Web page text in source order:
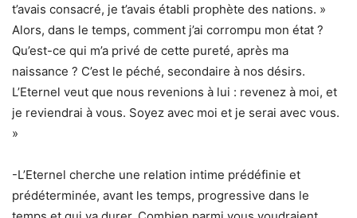
t’avais consacré, je t’avais établi prophète des nations. »
Alors, dans le temps, comment j’ai corrompu mon état ?
Qu’est-ce qui m’a privé de cette pureté, après ma
naissance ? C’est le péché, secondaire à nos désirs.
L’Eternel veut que nous revenions à lui : revenez à moi, et
je reviendrai à vous. Soyez avec moi et je serai avec vous.
»
-L’Eternel cherche une relation intime prédéfinie et
prédéterminée, avant les temps, progressive dans le